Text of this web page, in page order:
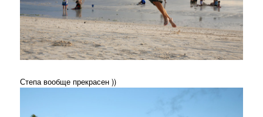
Степа вообще прекрасен ))